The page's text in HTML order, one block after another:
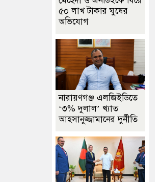
৫০ লাখ টাকার ঘুষের
অভিযোগ
নারায়ণগঞ্জ এলজিইডিতে
‘৩% দুলাল’ খ্যাত
আহসানুজ্জামানের দুর্নীতি